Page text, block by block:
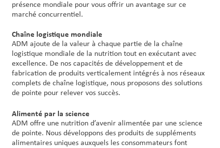
présence mondiale pour vous offrir un avantage sur ce
marché concurrentiel.
Chaîne logistique mondiale
ADM ajoute de la valeur à chaque partie de la chaîne
logistique mondiale de la nutrition tout en exécutant avec
excellence. De nos capacités de développement et de
fabrication de produits verticalement intégrés à nos réseaux
complets de chaîne logistique, nous proposons des solutions
de pointe pour relever vos succès.
Alimenté par la science
ADM offre une nutrition d’avenir alimentée par une science
de pointe. Nous développons des produits de suppléments
alimentaires uniques auxquels les consommateurs font